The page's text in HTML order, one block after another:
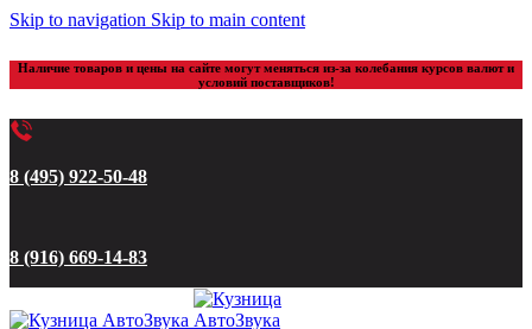
Skip to navigation Skip to main content
Наличие товаров и цены на сайте могут меняться из-за колебания курсов валют и
условий поставщиков!
8 (495) 922-50-48
8 (916) 669-14-83